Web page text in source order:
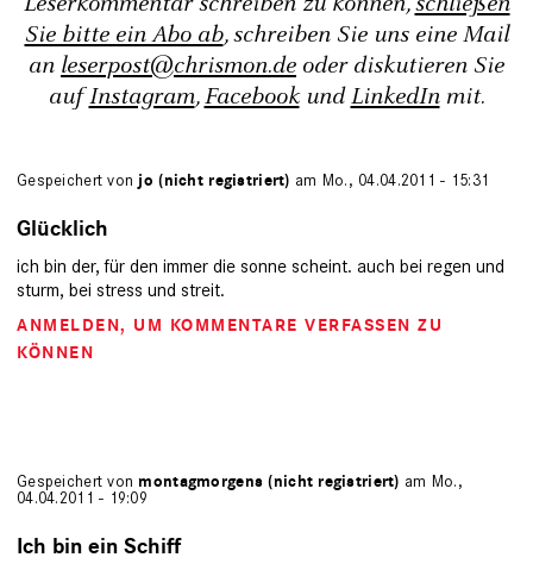
Sie bitte ein Abo ab, schreiben Sie uns eine Mail
an leserpost@chrismon.de oder diskutieren Sie
aufInstagram,FacebookundLinkedInmit.
Gespeichert von jo (nicht registriert) am Mo., 04.04.2011 - 15:31
Glücklich
ich bin der, für den immer die sonne scheint. auch bei regen und
sturm, bei stress und streit.
ANMELDEN, UM KOMMENTARE VERFASSEN ZU
KÖNNEN
Gespeichert vonmontagmorgens (nicht registriert) am Mo.,
04.04.2011 - 19:09
Ich bin ein Schiff